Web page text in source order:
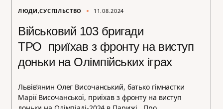
ЛЮДИ СУСПІЛЬСТВО 11.08.2024
Військовий 103 бригади
ТРО приїхав з фронту на виступ
доньки на Олімпійських іграх
Львівʼянин Олег Височанський, батько гімнастки
Марії Височанської, приїхав з фронту на виступ